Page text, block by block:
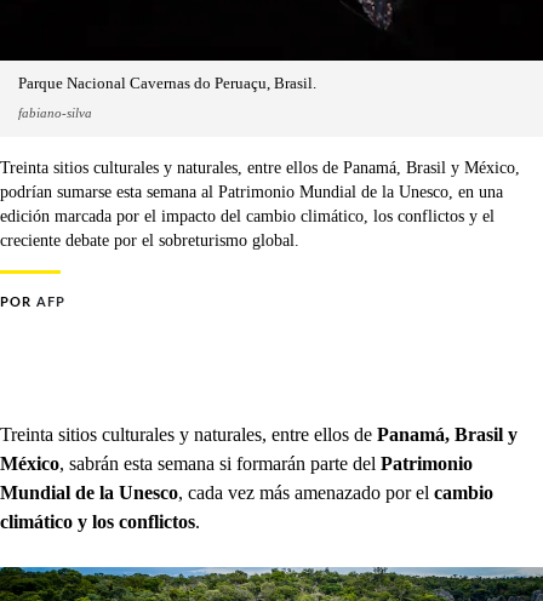
Parque Nacional Cavernas do Peruaçu, Brasil.
fabiano-silva
Treinta sitios culturales y naturales, entre ellos de Panamá, Brasil y México,
podrían sumarse esta semana al Patrimonio Mundial de la Unesco, en una
edición marcada por el impacto del cambio climático, los conflictos y el
creciente debate por el sobreturismo global.
POR AFP
Treinta sitios culturales y naturales, entre ellos de Panamá, Brasil y
México, sabrán esta semana si formarán parte del Patrimonio
Mundial de la Unesco, cada vez más amenazado por el cambio
climático y los conflictos.